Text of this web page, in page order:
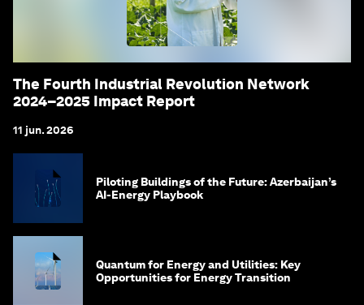
The Fourth Industrial Revolution Network
2024–2025 Impact Report
11 jun. 2026
Piloting Buildings of the Future: Azerbaijan’s
AI-Energy Playbook
Quantum for Energy and Utilities: Key
Opportunities for Energy Transition